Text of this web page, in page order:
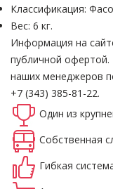
Классификация:
Вес: 6 кг.
Информация на
публичной офертой.
наших менеджеров
+7 (343) 385-81-22.
Один из
Собственная
Гибкая